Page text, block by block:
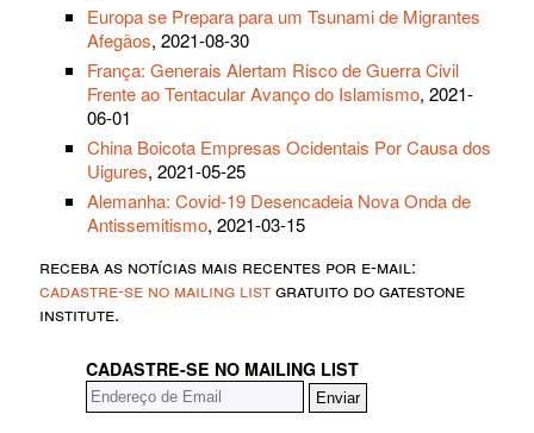
Europa se Prepara para um Tsunami de Migrantes
Afegãos, 2021-08-30
França: Generais Alertam Risco de Guerra Civil
Frente ao Tentacular Avanço do Islamismo, 2021-
06-01
China Boicota Empresas Ocidentais Por Causa dos
Uigures, 2021-05-25
Alemanha: Covid-19 Desencadeia Nova Onda de
Antissemitismo, 2021-03-15
receba as notícias mais recentes por e-mail:
cadastre-se no mailing listgratuito do gatestone
institute.
CADASTRE-SE NO MAILING LIST